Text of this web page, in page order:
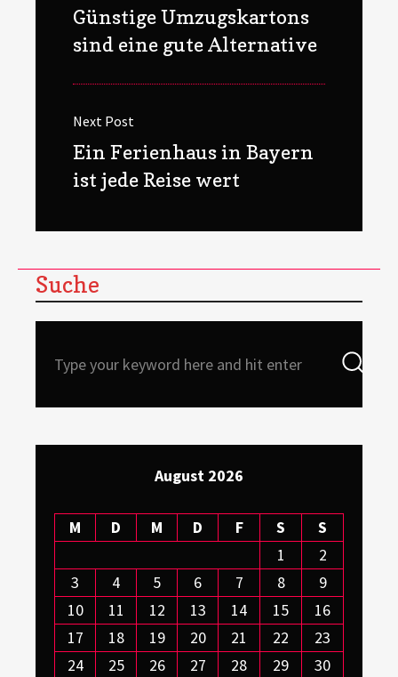
Previous
post:
Günstige Umzugskartons
sind eine gute Alternative
Next Post
Next
post:
Ein Ferienhaus in Bayern
ist jede Reise wert
Suche
for:
August 2026
M D M D F S
S
1
2
3
4 5 6 7 8
9
10
11 12 13 14 15
16
17
18 19 20 21 22
23
24
25 26 27 28 29
30